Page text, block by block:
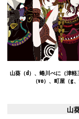
山葵（d）、蜷川べに（津
（vo）、町屋（g
山